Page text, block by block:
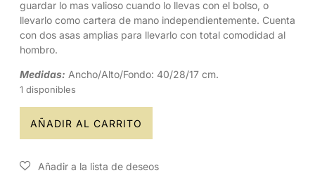
guardar lo mas valioso cuando lo llevas con el bolso, o
llevarlo como cartera de mano independientemente. Cuenta
con dos asas amplias para llevarlo con total comodidad al
hombro.
Medidas: Ancho/Alto/Fondo: 40/28/17 cm.
1 disponibles
AÑADIR AL CARRITO